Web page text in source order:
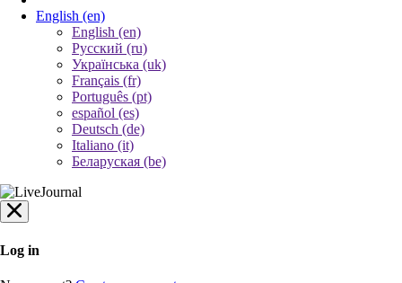
English (en)
English (en)
Русский (ru)
Українська (uk)
Français (fr)
Português (pt)
español (es)
Deutsch (de)
Italiano (it)
Беларуская (be)
Log in